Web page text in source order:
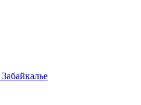
Забайкалье